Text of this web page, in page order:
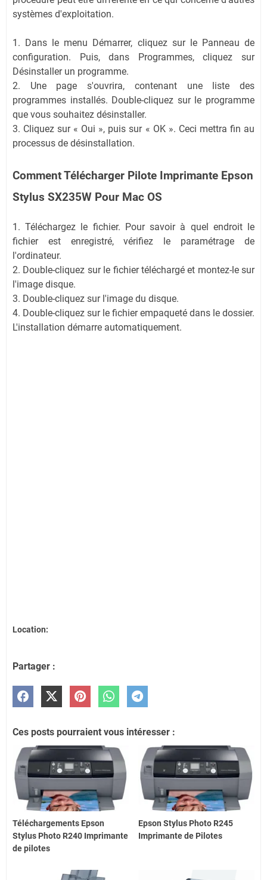
systèmes d'exploitation.
1. Dans le menu Démarrer, cliquez sur le Panneau de
configuration. Puis, dans Programmes, cliquez sur
Désinstaller un programme.
2. Une page s'ouvrira, contenant une liste des
programmes installés. Double-cliquez sur le programme
que vous souhaitez désinstaller.
3. Cliquez sur « Oui », puis sur « OK ». Ceci mettra fin au
processus de désinstallation.
Comment Télécharger Pilote Imprimante Epson
Stylus SX235W Pour Mac OS
1. Téléchargez le fichier. Pour savoir à quel endroit le
fichier est enregistré, vérifiez le paramétrage de
l'ordinateur.
2. Double-cliquez sur le fichier téléchargé et montez-le sur
l'image disque.
3. Double-cliquez sur l'image du disque.
4. Double-cliquez sur le fichier empaqueté dans le dossier.
L'installation démarre automatiquement.
Location:
Partager :
Ces posts pourraient vous intéresser :
Téléchargements Epson
Stylus Photo R240 Imprimante
de pilotes
Epson Stylus Photo R245
Imprimante de Pilotes